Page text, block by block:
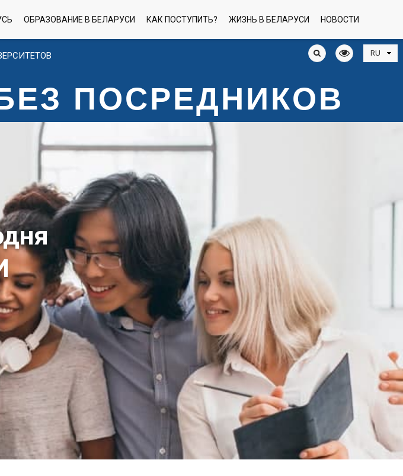
ОБРАЗОВАНИЕ В БЕЛАРУСИ КАК ПОСТУПИТЬ? ЖИЗНЬ В БЕЛАРУСИ НОВОСТИ
ПОСРЕДНИКОВ